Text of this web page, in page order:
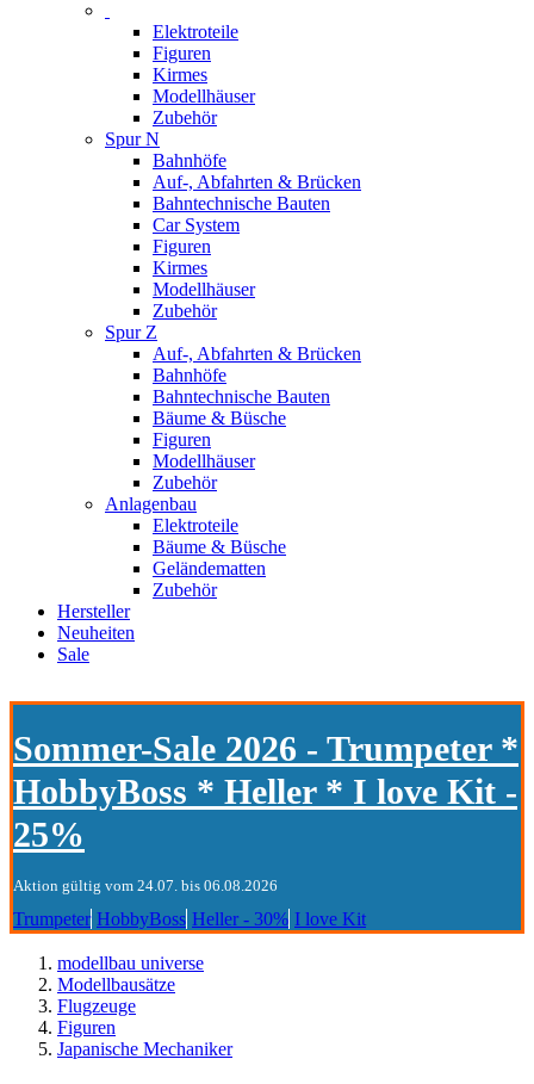
Elektroteile
Figuren
Kirmes
Modellhäuser
Zubehör
Spur N
Bahnhöfe
Auf-, Abfahrten & Brücken
Bahntechnische Bauten
Car System
Figuren
Kirmes
Modellhäuser
Zubehör
Spur Z
Auf-, Abfahrten & Brücken
Bahnhöfe
Bahntechnische Bauten
Bäume & Büsche
Figuren
Modellhäuser
Zubehör
Anlagenbau
Elektroteile
Bäume & Büsche
Geländematten
Zubehör
Hersteller
Neuheiten
Sale
Sommer-Sale 2026 - Trumpeter *
HobbyBoss * Heller * I love Kit -
25%
Aktion gültig vom 24.07. bis 06.08.2026
Trumpeter HobbyBoss Heller - 30% I love Kit
modellbau universe
Modellbausätze
Flugzeuge
Figuren
Japanische Mechaniker